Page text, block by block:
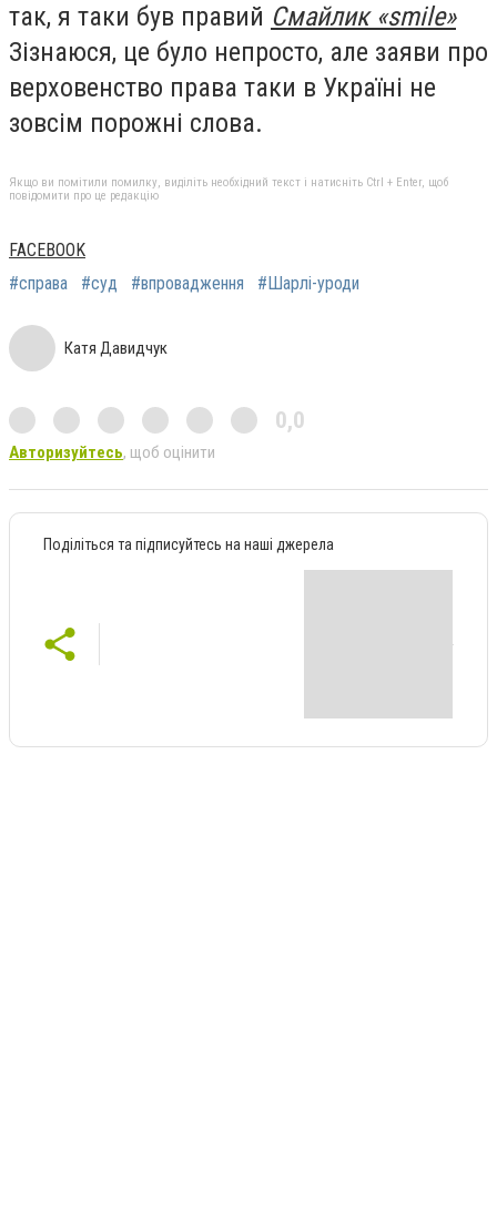
так, я таки був правий Смайлик «smile»
Зізнаюся, це було непросто, але заяви про
верховенство права таки в Україні не
зовсім порожні слова.
Якщо ви помітили помилку, виділіть необхідний текст і натисніть Ctrl + Enter, щоб
повідомити про це редакцію
FACEBOOK
#справа
#суд #впровадження #Шарлі-уроди
Катя Давидчук
0,0
Авторизуйтесь, щоб оцінити
Поділіться та підписуйтесь на наші джерела